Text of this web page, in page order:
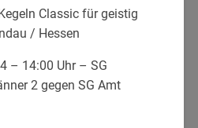
Classic für geistig
/ Hessen
– 14:00 Uhr – SG
2 gegen SG Amt